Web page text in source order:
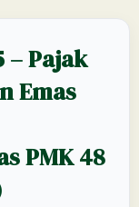
– Pajak
Emas
PMK 48